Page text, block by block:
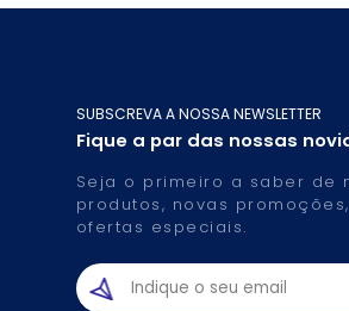
SUBSCREVA A NOSSA NEWSLETTER
Fique a par das nossas
Seja o primeiro a saber de
produtos, novas
ofertas especiais.